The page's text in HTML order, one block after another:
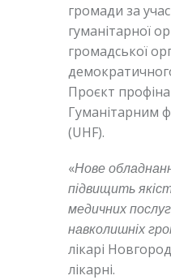
громади за
гуманітарної
громадської
Проєкт
Гуманітарним
(UHF).
«Нове
підвищить
медичних
навколишніх
лікарі
лікарні.